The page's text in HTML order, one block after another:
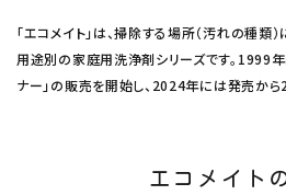
アルマウィン
コラム・スタッフのおすすめ
「エコメイト」は、掃除する場所（汚れの種類
用途別の家庭用洗浄剤シリーズです。1999
ナー」の販売を開始し、2024年には発売から
エコメイト